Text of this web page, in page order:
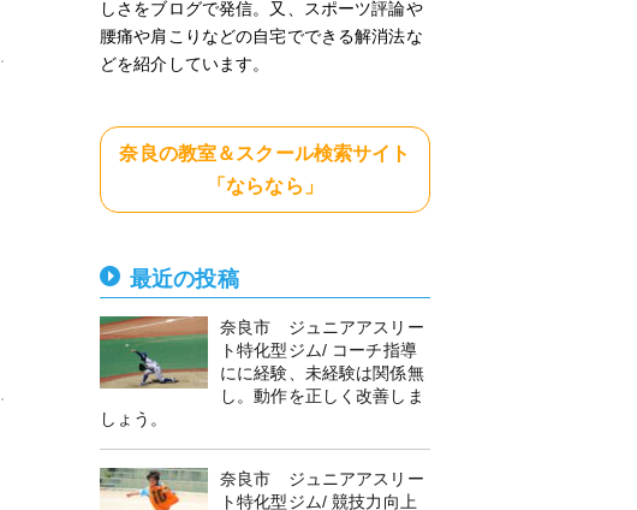
しさをブログで発信。又、スポーツ評論や
腰痛や肩こりなどの自宅でできる解消法な
どを紹介しています。
奈良の教室＆スクール検索サイト
「ならなら」
最近の投稿
奈良市 ジュニアアスリー
ト特化型ジム/ コーチ指導
にに経験、未経験は関係無
し。動作を正しく改善しま
しょう。
奈良市 ジュニアアスリー
ト特化型ジム/ 競技力向上